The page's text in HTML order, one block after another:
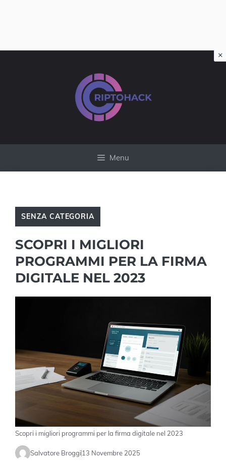
Menu
SENZA CATEGORIA
SCOPRI I MIGLIORI
PROGRAMMI PER LA FIRMA
DIGITALE NEL 2023
Scopri i migliori programmi per la firma digitale nel 2023
Salvatore Broggi13 Novembre 2025
×